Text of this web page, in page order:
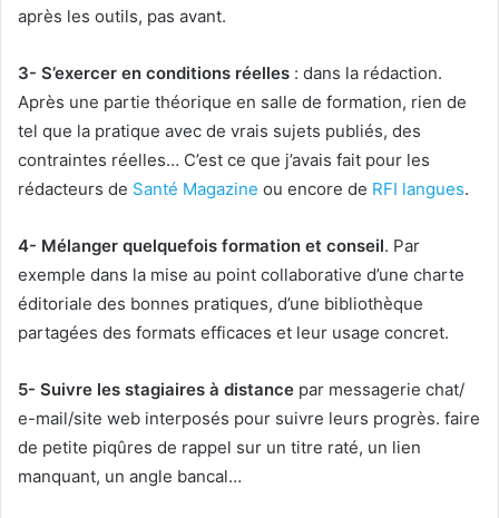
après les outils, pas avant.
3- S’exercer en conditions réelles : dans la rédaction.
Après une partie théorique en salle de formation, rien de
tel que la pratique avec de vrais sujets publiés, des
contraintes réelles… C’est ce que j’avais fait pour les
rédacteurs de Santé Magazine ou encore de RFI langues.
4- Mélanger quelquefois formation et conseil. Par
exemple dans la mise au point collaborative d’une charte
éditoriale des bonnes pratiques, d’une bibliothèque
partagées des formats efficaces et leur usage concret.
5- Suivre les stagiaires à distance par messagerie chat/
e-mail/site web interposés pour suivre leurs progrès. faire
de petite piqûres de rappel sur un titre raté, un lien
manquant, un angle bancal…